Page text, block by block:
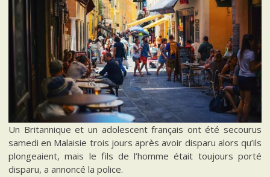
Un Britannique et un adolescent français ont été secourus
samedi en Malaisie trois jours après avoir disparu alors qu’ils
plongeaient, mais le fils de l’homme était toujours porté
disparu, a annoncé la police.